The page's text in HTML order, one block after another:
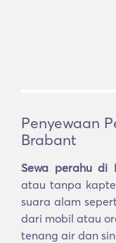
Penyewaan
Brabant
Sewa perahu di
atau tanpa
suara alam
dari mobil atau
tenang air dan